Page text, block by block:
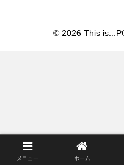
© 2026 This
メニュー ホーム